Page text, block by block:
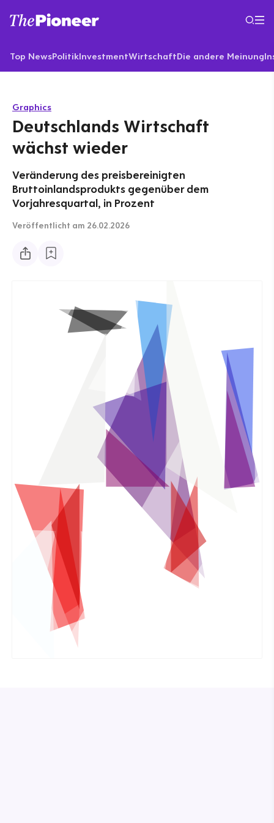
Top NewsPolitikInvestmentWirtschaftDie andere Meinung
Graphics
Deutschlands Wirtschaft
wächst wieder
Veränderung des preisbereinigten
Bruttoinlandsprodukts gegenüber dem
Vorjahresquartal, in Prozent
Veröffentlicht am 26.02.2026